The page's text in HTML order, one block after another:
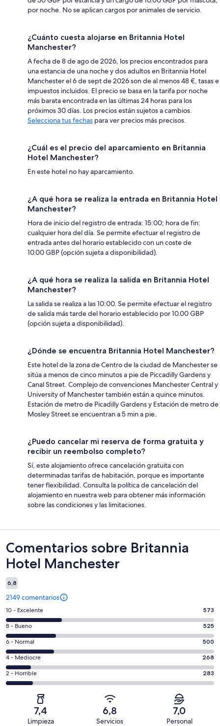
por noche. No se aplican cargos por animales de servicio.
¿Cuánto cuesta alojarse en Britannia Hotel
Manchester?
A fecha de 8 de ago de 2026, los precios encontrados para
una estancia de una noche y dos adultos en Britannia Hotel
Manchester el 6 de sept de 2026 son de al menos 48 €, tasas e
impuestos incluidos. El precio se basa en la tarifa por noche
más barata encontrada en las últimas 24 horas para los
próximos 30 días. Los precios están sujetos a cambios.
Selecciona tus fechas para ver precios más precisos.
¿Cuál es el precio del aparcamiento en Britannia
Hotel Manchester?
En este hotel no hay aparcamiento.
¿A qué hora se realiza la entrada en Britannia Hotel
Manchester?
Hora de inicio del registro de entrada: 15:00; hora de fin:
cualquier hora del día. Se permite efectuar el registro de
entrada antes del horario establecido con un coste de
10.00 GBP (opción sujeta a disponibilidad).
¿A qué hora se realiza la salida en Britannia Hotel
Manchester?
La salida se realiza a las 10:00. Se permite efectuar el registro
de salida más tarde del horario establecido por 10.00 GBP
(opción sujeta a disponibilidad).
¿Dónde se encuentra Britannia Hotel Manchester?
Este hotel de la zona de Centro de la ciudad de Manchester se
sitúa a menos de cinco minutos a pie de Piccadilly Gardens y
Canal Street. Complejo de convenciones Manchester Central y
University of Manchester también están a quince minutos.
Estación de metro de Picadilly Gardens y Estación de metro de
Mosley Street se encuentran a 5 min a pie.
¿Puedo cancelar mi reserva de forma gratuita y
recibir un reembolso completo?
Sí, este alojamiento ofrece cancelación gratuita con
determinadas tarifas de habitación, porque es importante
tener flexibilidad. Consulta la política de cancelación del
alojamiento en nuestra web para obtener más información
sobre las condiciones y las limitaciones.
Comentarios
Comentarios sobre Britannia
Hotel Manchester
6,8
2149 comentarios
573
comentarios
de
un
total
de
2149
con
puntuación
10 - Excelente 573
525
comentarios
de
un
total
de
puntuación
8 - Bueno 525
500
comentarios
de
un
total
6 - Normal 500
268
comentarios
de
4 - Mediocre 268
283
comentarios
2 - Horrible 283
7,4
Limpieza
6,8
Servicios
7,0
Personal